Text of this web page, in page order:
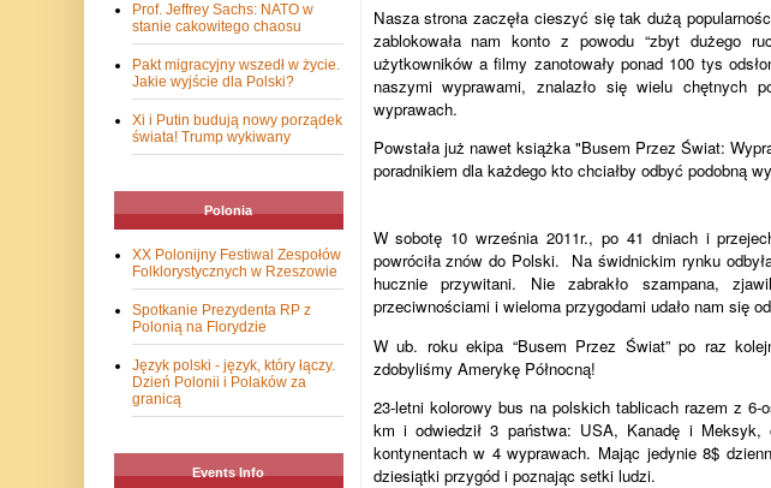
Nasza strona zaczęła cieszyć się tak dużą
zablokowała nam konto z powodu “zbyt dużego
użytkowników a filmy zanotowały ponad 100 tys
naszymi wyprawami, znalazło się wielu
wyprawach.
Powstała już nawet książka "Busem Przez Świat:
poradnikiem dla każdego kto chciałby odbyć podobną
W sobotę 10 września 2011r., po 41 dniach i
powróciła znów do Polski. Na świdnickim rynku
hucznie przywitani. Nie zabrakło szampana,
przeciwnościami i wieloma przygodami udało nam się
W ub. roku ekipa “Busem Przez Świat” po raz
zdobyliśmy Amerykę Północną!
23-letni kolorowy bus na polskich tablicach razem z 6-
km i odwiedził 3 państwa: USA, Kanadę i
kontynentach w 4 wyprawach. Mając jedynie 8$
dziesiątki przygód i poznając setki ludzi.
Prof. Jeffrey Sachs: NATO w
stanie cakowitego chaosu
Pakt migracyjny wszedł w życie.
Jakie wyjście dla Polski?
Xi i Putin budują nowy porządek
świata! Trump wykiwany
Polonia
XX Polonijny Festiwal Zespołów
Folklorystycznych w Rzeszowie
Spotkanie Prezydenta RP z
Polonią na Florydzie
Język polski - język, który łączy.
Dzień Polonii i Polaków za
granicą
Events Info